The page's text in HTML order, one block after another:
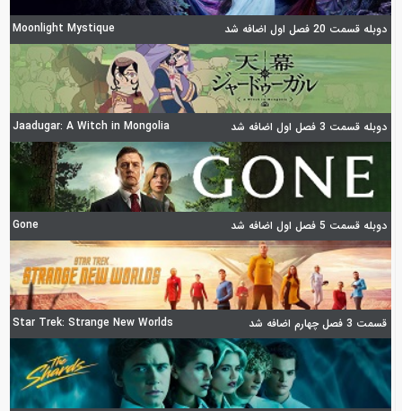
دوبله قسمت 20 فصل اول اضافه شد Moonlight Mystique
دوبله قسمت 3 فصل اول اضافه شد Jaadugar: A Witch in Mongolia
دوبله قسمت 5 فصل اول اضافه شد Gone
قسمت 3 فصل چهارم اضافه شد Star Trek: Strange New Worlds